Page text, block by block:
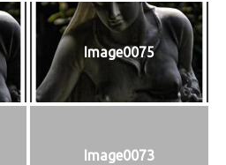
Image0075
Image0073